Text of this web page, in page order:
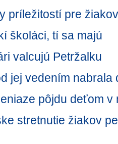
príležitostí pre žiakov
školáci, tí sa majú
valcujú Petržalku
jej vedením nabrala
pôjdu deťom v
stretnutie žiakov